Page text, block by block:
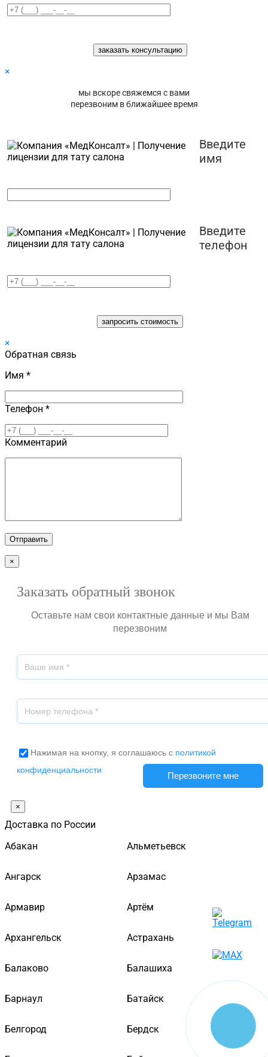
×
мы вскоре свяжемся с вами
перезвоним в ближайшее время
Введите
имя
Введите
телефон
×
Обратная связь
Имя *
Телефон *
Комментарий
×
Заказать обратный звонок
Оставьте нам свои контактные данные и мы Вам
перезвоним
Нажимая на кнопку, я соглашаюсь с политикой
конфиденциальности
×
Доставка по России
Абакан
Альметьевск
Ангарск Арзамас
Армавир Артём
Архангельск Астрахань
Балаково Балашиха
Барнаул Батайск
Белгород Бердск